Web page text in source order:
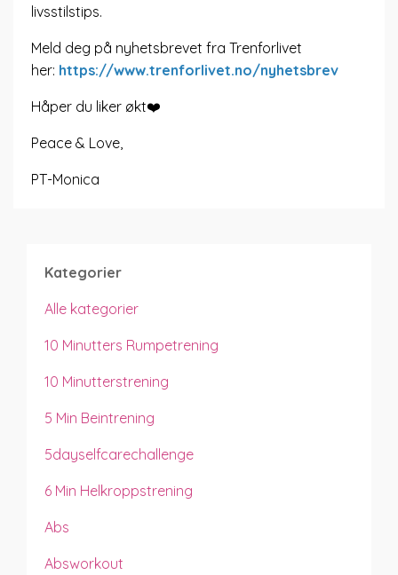
livsstilstips.
Meld deg på nyhetsbrevet fra Trenforlivet
her: https://www.trenforlivet.no/nyhetsbrev
Håper du liker økt❤️
Peace & Love,
PT-Monica
Kategorier
Alle kategorier
10 Minutters Rumpetrening
10 Minutterstrening
5 Min Beintrening
5dayselfcarechallenge
6 Min Helkroppstrening
Abs
Absworkout